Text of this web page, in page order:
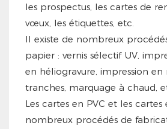
les prospectus, les cartes de
vœux, les étiquettes, etc.
Il existe de nombreux
papier : vernis sélectif UV,
en héliogravure, impression
tranches, marquage à chaud,
Les cartes en PVC et les
nombreux procédés de